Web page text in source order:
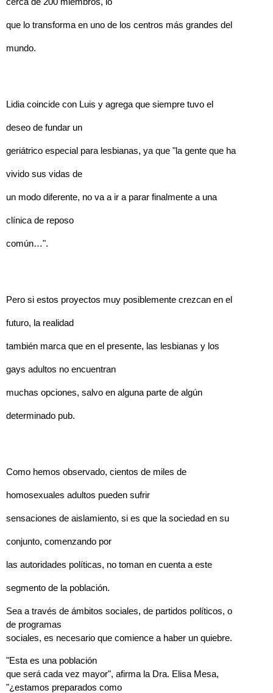
que lo transforma en uno de los centros más grandes del
mundo.
Lidia coincide con Luis y agrega que siempre tuvo el
deseo de fundar un
geriátrico especial para lesbianas, ya que "la gente que ha
vivido sus vidas de
un modo diferente, no va a ir a parar finalmente a una
clínica de reposo
común…".
Pero si estos proyectos muy posiblemente crezcan en el
futuro, la realidad
también marca que en el presente, las lesbianas y los
gays adultos no encuentran
muchas opciones, salvo en alguna parte de algún
determinado pub.
Como hemos observado, cientos de miles de
homosexuales adultos pueden sufrir
sensaciones de aislamiento, si es que la sociedad en su
conjunto, comenzando por
las autoridades políticas, no toman en cuenta a este
segmento de la población.
Sea a través de ámbitos sociales, de partidos políticos, o
de programas
sociales, es necesario que comience a haber un quiebre.
"Esta es una población
que será cada vez mayor", afirma la Dra. Elisa Mesa,
"¿estamos preparados como